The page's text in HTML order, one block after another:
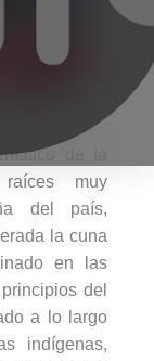
Momento
de la
muy
del país,
la cuna
en las
del
a lo largo
indígenas,